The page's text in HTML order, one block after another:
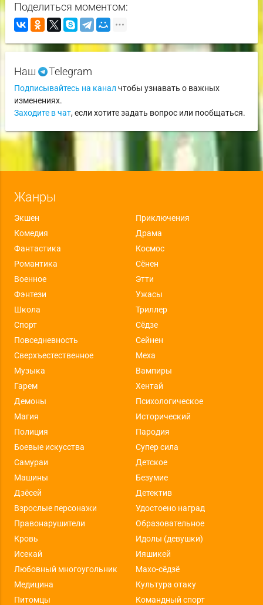
Поделиться моментом:
Наш Telegram
Подписывайтесь на канал чтобы узнавать о важных
изменениях.
Заходите в чат, если хотите задать вопрос или пообщаться.
Жанры
Экшен
Приключения
Комедия
Драма
Фантастика
Космос
Романтика
Сёнен
Военное
Этти
Фэнтези
Ужасы
Школа
Триллер
Спорт
Сёдзе
Повседневность
Сейнен
Сверхъестественное
Меха
Музыка
Вампиры
Гарем
Хентай
Демоны
Психологическое
Магия
Исторический
Полиция
Пародия
Боевые искусства
Супер сила
Самураи
Детское
Машины
Безумие
Дзёсей
Детектив
Взрослые персонажи
Удостоено наград
Правонарушители
Образовательное
Кровь
Идолы (девушки)
Исекай
Ияшикей
Любовный многоугольник
Махо-сёдзё
Медицина
Культура отаку
Питомцы
Командный спорт